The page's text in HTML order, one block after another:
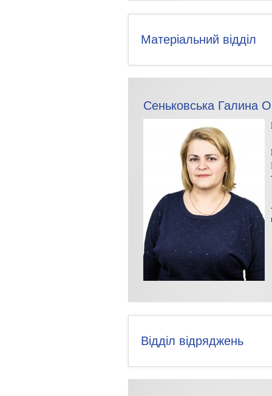
Матеріальний відділ
Сеньковська Галина
Відділ відряджень